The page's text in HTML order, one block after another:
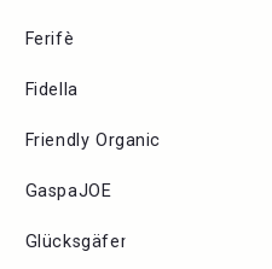
Ferifè
Fidella
Friendly Organic
GaspaJOE
Glücksgäfer